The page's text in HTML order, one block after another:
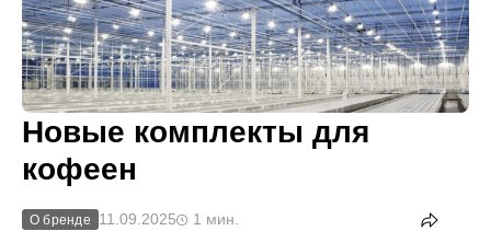
Новые комплекты для
кофеен
О бренде 11.09.2025 1 мин.